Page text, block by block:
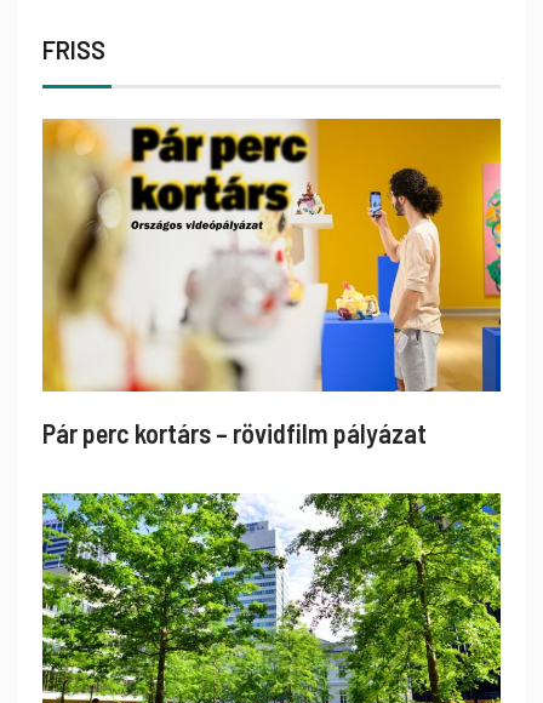
FRISS
Pár perc kortárs – rövidfilm pályázat